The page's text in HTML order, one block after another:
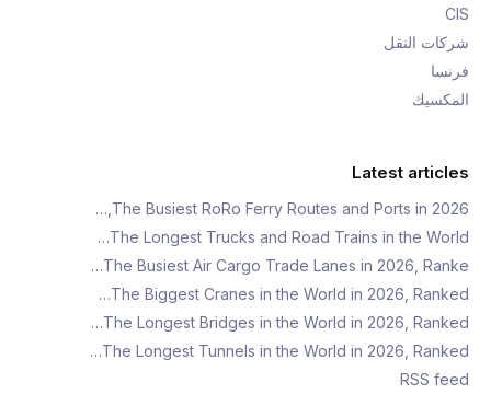
CIS
شركات النقل
فرنسا
المكسيك
Latest articles
The Busiest RoRo Ferry Routes and Ports in 2026,…
The Longest Trucks and Road Trains in the World…
The Busiest Air Cargo Trade Lanes in 2026, Ranke…
The Biggest Cranes in the World in 2026, Ranked…
The Longest Bridges in the World in 2026, Ranked…
The Longest Tunnels in the World in 2026, Ranked…
RSS feed